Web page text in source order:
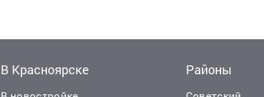
В Красноярске Районы